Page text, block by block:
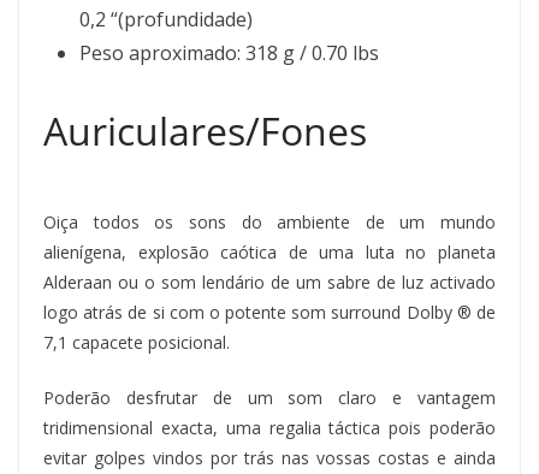
0,2 “(profundidade)
Peso aproximado: 318 g / 0.70 lbs
Auriculares/Fones
Oiça todos os sons do ambiente de um mundo
alienígena, explosão caótica de uma luta no planeta
Alderaan ou o som lendário de um sabre de luz activado
logo atrás de si com o potente som surround Dolby ® de
7,1 capacete posicional.
Poderão desfrutar de um som claro e vantagem
tridimensional exacta, uma regalia táctica pois poderão
evitar golpes vindos por trás nas vossas costas e ainda